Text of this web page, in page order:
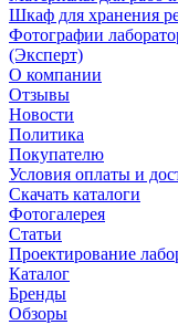
Шкаф для хранения
Фотографии
(Эксперт)
О компании
Отзывы
Новости
Политика
Покупателю
Условия оплаты и
Скачать каталоги
Фотогалерея
Статьи
Проектирование
Каталог
Бренды
Обзоры